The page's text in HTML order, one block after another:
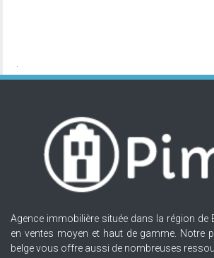
Agence immobilière située dans la région de
en ventes moyen et haut de gamme. Notre
belge vous offre aussi de nombreuses